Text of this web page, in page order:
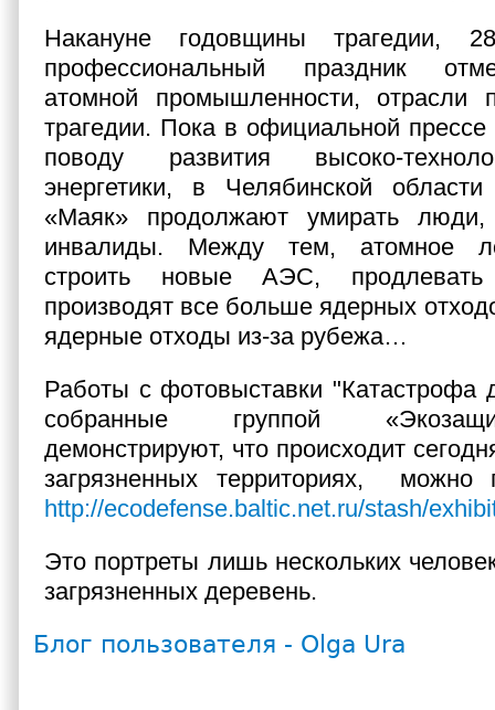
Накануне годовщины трагедии,
профессиональный праздник
атомной промышленности, отрасли
трагедии. Пока в официальной прессе
поводу развития высоко-
энергетики, в Челябинской
«Маяк» продолжают умирать
инвалиды. Между тем, атомное
строить новые АЭС,
производят все больше ядерных
ядерные отходы из-за рубежа…
Работы с фотовыставки "Катастрофа
собранные группой
демонстрируют, что происходит
загрязненных территориях, можно
http://ecodefense.baltic.net.ru/stash/
Это портреты лишь нескольких
загрязненных деревень.
Блог пользователя - Olga Ura